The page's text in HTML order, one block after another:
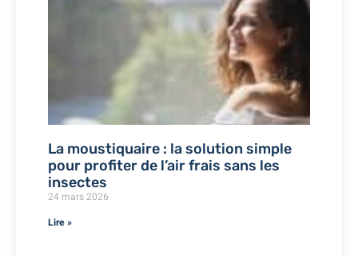
La moustiquaire : la solution simple
pour profiter de l’air frais sans les
insectes
24 mars 2026
Lire »